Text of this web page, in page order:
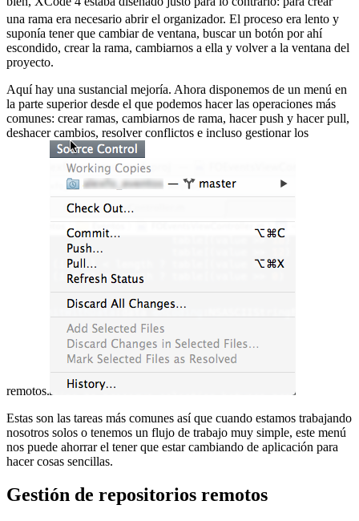
una rama era necesario abrir el organizador. El proceso era lento y
suponía tener que cambiar de ventana, buscar un botón por ahí
escondido, crear la rama, cambiarnos a ella y volver a la ventana del
proyecto.
Aquí hay una sustancial mejoría. Ahora disponemos de un menú en
la parte superior desde el que podemos hacer las operaciones más
comunes: crear ramas, cambiarnos de rama, hacer push y hacer pull,
deshacer cambios, resolver conflictos e incluso gestionar los
remotos.
Estas son las tareas más comunes así que cuando estamos trabajando
nosotros solos o tenemos un flujo de trabajo muy simple, este menú
nos puede ahorrar el tener que estar cambiando de aplicación para
hacer cosas sencillas.
Gestión de repositorios remotos